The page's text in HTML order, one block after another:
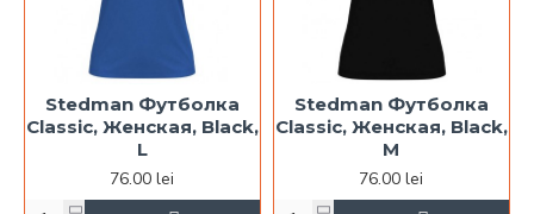
Stedman Футболка
Classic, Женская, Black,
L
76.00 lei
Stedman Футболка
Classic, Женская, Black,
M
76.00 lei